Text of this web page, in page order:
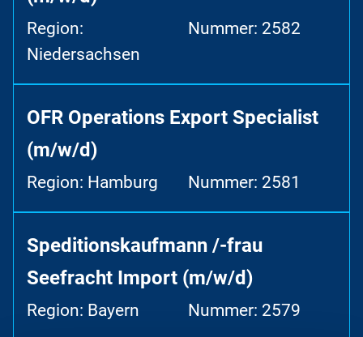
Region:
Niedersachsen
Nummer: 2582
OFR Operations Export Specialist
(m/w/d)
Region: Hamburg Nummer: 2581
Speditionskaufmann /-frau
Seefracht Import (m/w/d)
Region: Bayern Nummer: 2579